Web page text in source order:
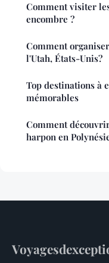
Comment visiter
encombre ?
Comment
l'Utah, États-Unis?
Top destinations à
mémorables
Comment
harpon en